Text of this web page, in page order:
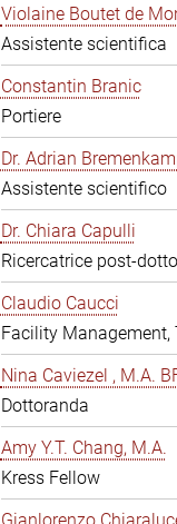
Violaine Boutet de
Assistente scientifica
Constantin Branic
Portiere
Dr. Adrian
Assistente scientifico
Dr. Chiara Capulli
Ricercatrice post-
Claudio Caucci
Facility Management,
Nina Caviezel , M.A.
Dottoranda
Amy Y.T. Chang, M.A.
Kress Fellow